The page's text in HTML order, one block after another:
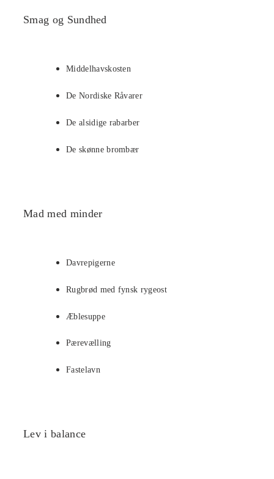
Smag og Sundhed
Middelhavskosten
De Nordiske Råvarer
De alsidige rabarber
De skønne brombær
Mad med minder
Davrepigerne
Rugbrød med fynsk rygeost
Æblesuppe
Pærevælling
Fastelavn
Lev i balance